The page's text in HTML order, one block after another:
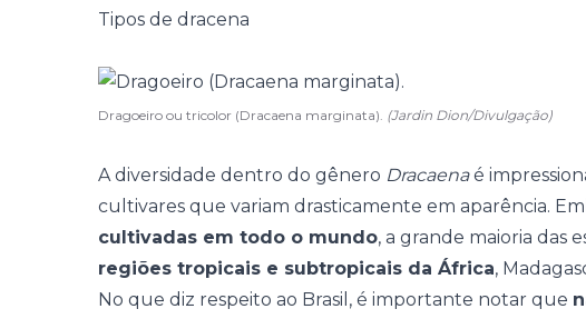
Tipos de dracena
Dragoeiro ou tricolor (Dracaena marginata). (Jardin Dion/Divulgação)
A diversidade dentro do gênero Dracaenaé
cultivares que variam drasticamente em aparência.
cultivadas em todo o mundo, a grande maioria das
regiões tropicais e subtropicais da África,
No que diz respeito ao Brasil, é importante notar que